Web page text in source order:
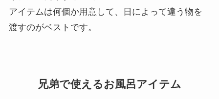
アイテムは何個か用意して、日によって違う物を
渡すのがベストです。
兄弟で使えるお風呂アイテム